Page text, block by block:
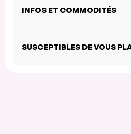
INFOS ET COMMODITÉS
SUSCEPTIBLES DE VOUS